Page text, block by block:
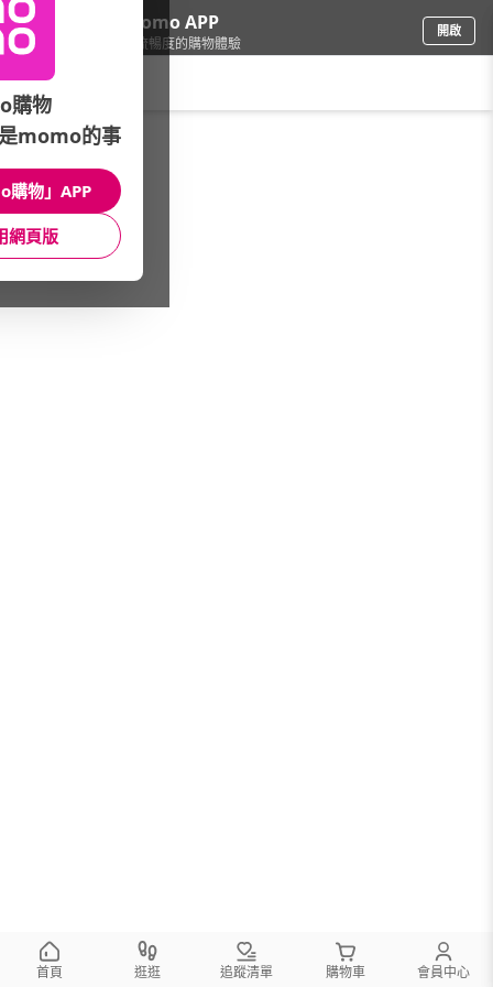
下載momo APP
給你3倍流暢度的購物體驗
開啟
鞋包箱/女鞋/莫卡辛/樂福鞋
館長推薦 月銷量
首頁 逛逛 追蹤清單 購物車 會員中心
購物
momo的事
購物」APP
網頁版